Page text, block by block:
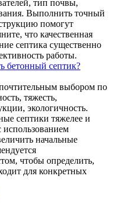
тип почвы,
Выполнить точный
помогут
что качественная
септика существенно
работы.
бетонный септик?
выбором по
тяжесть,
экологичность.
септики тяжелее и
использованием
начальные
чтобы определить,
для конкретных